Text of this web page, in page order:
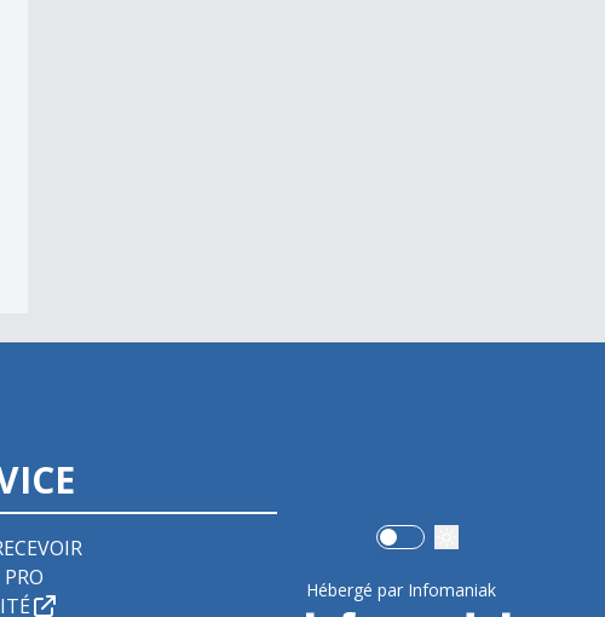
PRO
Use setting
Hébergé par Infomaniak